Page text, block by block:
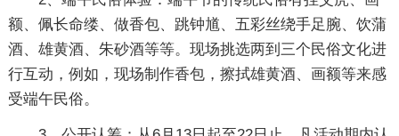
额、佩长命缕、做香包、跳钟馗、五彩丝绕手足腕、饮蒲
酒、雄黄酒、朱砂酒等等。现场挑选两到三个民俗文化进
行互动，例如，现场制作香包，擦拭雄黄酒、画额等来感
受端午民俗。